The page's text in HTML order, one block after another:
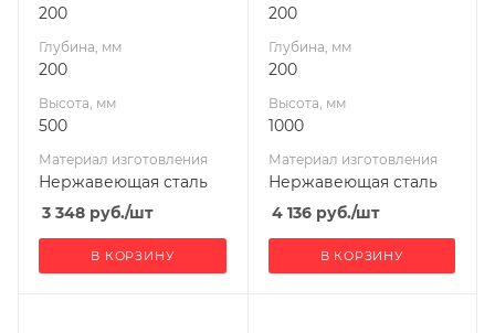
200
Глубина, мм
200
Высота, мм
500
Материал изготовления
Нержавеющая сталь
3 348 руб./шт
В КОРЗИНУ
200
Глубина, мм
200
Высота, мм
1000
Материал изготовления
Нержавеющая сталь
4 136руб./шт
В КОРЗИНУ